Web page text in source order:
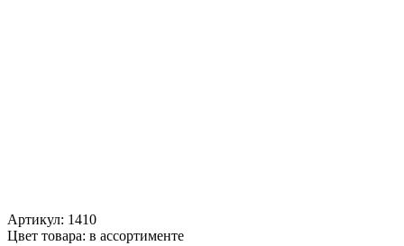
Артикул: 1410
Цвет товара: в ассортименте